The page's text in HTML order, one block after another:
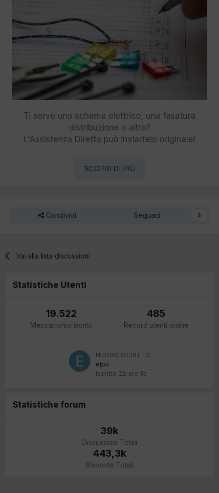
Ti serve uno schema elettrico, una fasatura
distribuzione o altro?
L'Assistenza Diretta può inviartelo originale!
SCOPRI DI PIÙ
Condividi Seguaci 3
Vai alla lista discussioni
Statistiche Utenti
19.522
Meccatronici iscritti
485
Record utenti online
NUOVO ISCRITTO
elpo
Iscritto 22 ore fa
Statistiche forum
39k
Discussioni Totali
443,3k
Risposte Totali